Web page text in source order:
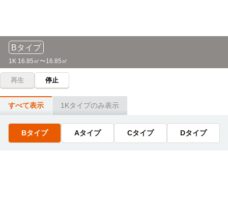
(約2.2km)
京都バレエ専門学校(北白川スタジオ)
京都仏眼鍼灸理療専門学校
自転車12分（約2700m）
京進ランゲージアカデミー(京都中央校)
自転車
12分
Bタイプ
1K 16.85㎡〜16.85㎡
再生 停止
すべて表示 1Kタイプのみ表示
Bタイプ Aタイプ Cタイプ Dタイプ